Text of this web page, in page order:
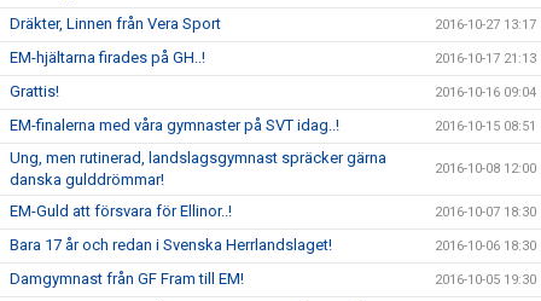
Dräkter, Linnen från Vera Sport 2016-10-27 13:17
EM-hjältarna firades på GH..! 2016-10-17 21:13
Grattis! 2016-10-16 09:04
EM-finalerna med våra gymnaster på SVT idag..! 2016-10-15 08:51
Ung, men rutinerad, landslagsgymnast spräcker gärna
danska gulddrömmar!
2016-10-08 12:00
EM-Guld att försvara för Ellinor..! 2016-10-07 18:30
Bara 17 år och redan i Svenska Herrlandslaget! 2016-10-06 18:30
Damgymnast från GF Fram till EM! 2016-10-05 19:30